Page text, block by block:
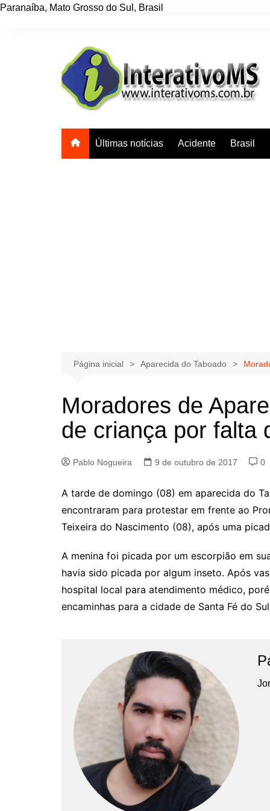
Paranaíba, Mato Grosso do Sul , Brasil
Últimas notícias Acidente Brasil
Página inicial Aparecida do Taboado
Moradores de
de criança por falta
Pablo Nogueira 9 de outubro de 2017 0
A tarde de domingo (08) em aparecida do
encontraram para protestar em frente ao
Teixeira do Nascimento (08), após uma
A menina foi picada por um escorpião em
havia sido picada por algum inseto. Após
hospital local para atendimento médico,
encaminhas para a cidade de Santa Fé do